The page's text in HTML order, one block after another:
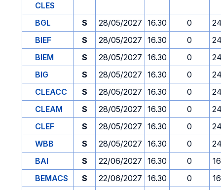
CLES
BGL S 28/05/2027 16.30 0
BIEF
S 28/05/2027 16.30 0
BIEM
S 28/05/2027 16.30 0
BIG
S 28/05/2027 16.30 0
CLEACC
S 28/05/2027 16.30 0
CLEAM
S 28/05/2027 16.30 0
CLEF
S 28/05/2027 16.30 0
WBB
S 28/05/2027 16.30 0
BAI
S 22/06/2027 16.30 0
BEMACS
S 22/06/2027 16.30 0